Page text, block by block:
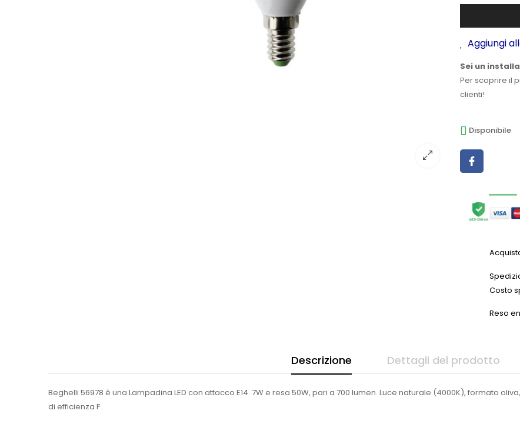
Aggiungi
Sei un
Per scoprire il
clienti!
Disponibile
Costo
Reso
Descrizione Dettagli del prodotto
Beghelli 56978 è una Lampadina LED con attacco E14. 7W e resa 50W, pari a 700 lumen. Luce naturale (4000K), formato
di efficienza F .